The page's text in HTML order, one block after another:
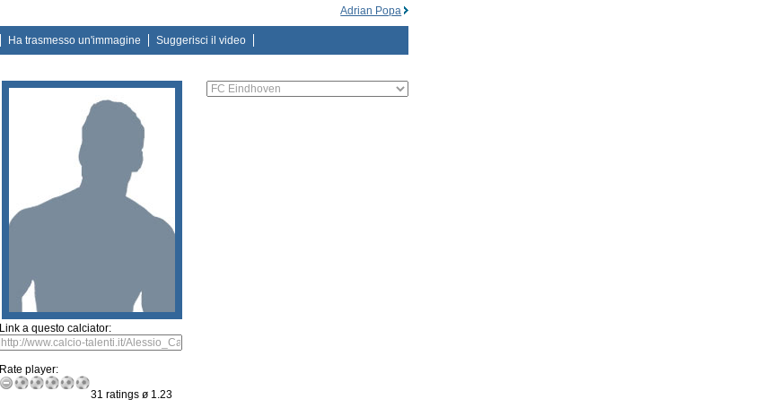
Adrian Popa
Ha trasmesso un'immagine Suggerisci il video
Link a questo calciator:
Rate player:
31 ratings ø 1.23